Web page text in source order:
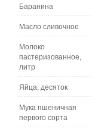
Баранина
Масло сливочное
Молоко
пастеризованное,
литр
Яйца, десяток
Мука пшеничная
первого сорта